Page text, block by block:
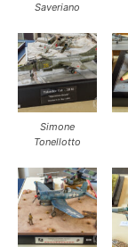
Saveriano
Simone
Tonellotto